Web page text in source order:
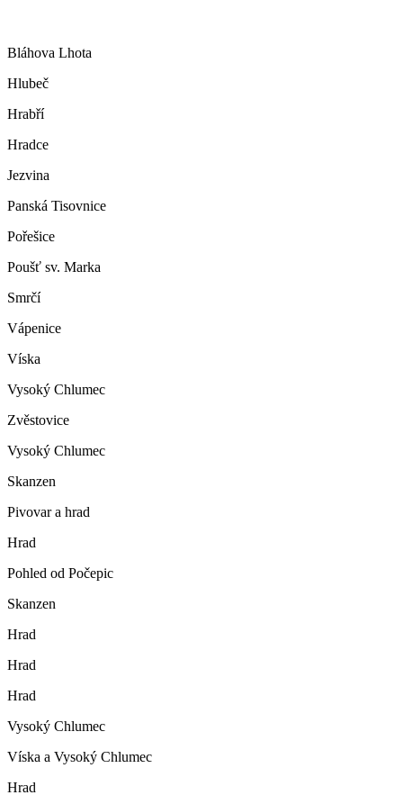
Bláhova Lhota
Hlubeč
Hrabří
Hradce
Jezvina
Panská Tisovnice
Pořešice
Poušť sv. Marka
Smrčí
Vápenice
Víska
Vysoký Chlumec
Zvěstovice
Vysoký Chlumec
Skanzen
Pivovar a hrad
Hrad
Pohled od Počepic
Skanzen
Hrad
Hrad
Hrad
Vysoký Chlumec
Víska a Vysoký Chlumec
Hrad